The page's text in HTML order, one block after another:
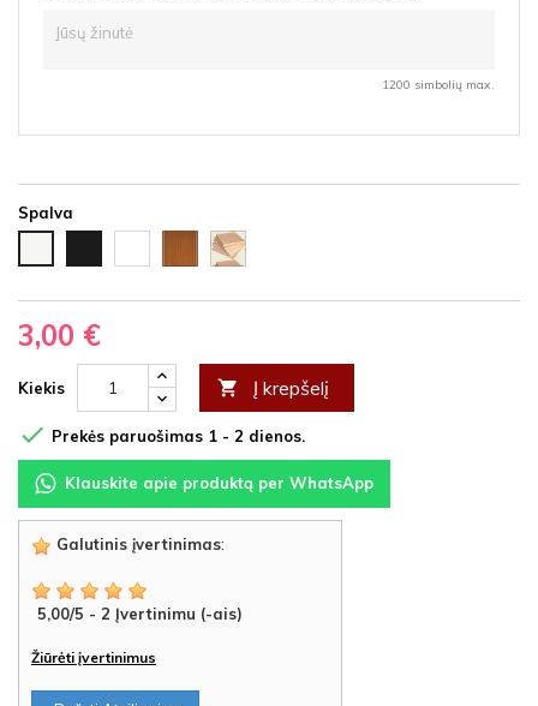
1200 simbolių max.
Spalva
HDF
HDF
latte
Vyšnia
HDF
Nedažyta
fanera
3,00 €
Kiekis  Į krepšelį
 Prekės paruošimas 1 - 2 dienos.
Klauskite apie produktą per WhatsApp
Galutinis įvertinimas:
5,00/5 - 2 Įvertinimu (-ais)
Žiūrėti įvertinimus